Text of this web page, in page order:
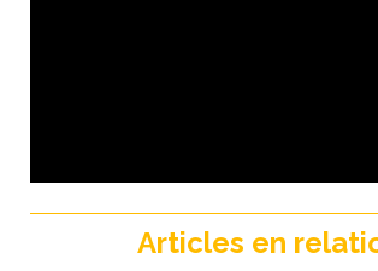
Articles en